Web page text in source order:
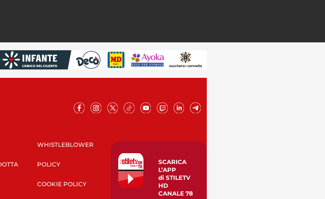
WHISTLEBLOWER
POLICY
COOKIE POLICY
SCARICA
L’APP
di STILETV
HD
CANALE 78